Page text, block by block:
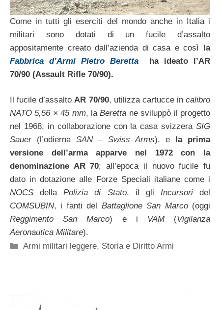
Come in tutti gli eserciti del mondo anche in Italia i
militari sono dotati di un fucile d’assalto
appositamente creato dall’azienda di casa e così la
Fabbrica d’Armi Pietro Beretta ha ideato l’AR
70/90 (Assault Rifle 70/90).
Il fucile d’assaltoAR 70/90, utilizza cartucce in calibro
NATO 5,56 × 45 mm, laBeretta ne sviluppò il progetto
nel 1968, in collaborazione con la casa svizzera SIG
Sauer(l’odierna SAN – Swiss Arms), e
la prima
versione dell’arma apparve nel 1972 con la
denominazione AR 70; all’epoca il nuovo fucile fu
dato in dotazione alle Forze Speciali italiane come i
NOCS dellaPolizia di Stato, il gli Incursoridel
COMSUBIN, i fanti del Battaglione San Marco(oggi
Reggimento San Marco) e i VAM(Vigilanza
Aeronautica Militare).
Categorie
Armi militari leggere, Storia e Diritto Armi